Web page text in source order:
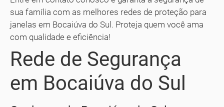
sua família com as melhores redes de proteção para
janelas em Bocaiúva do Sul. Proteja quem você ama
com qualidade e eficiência!
Rede de Segurança
em Bocaiúva do Sul